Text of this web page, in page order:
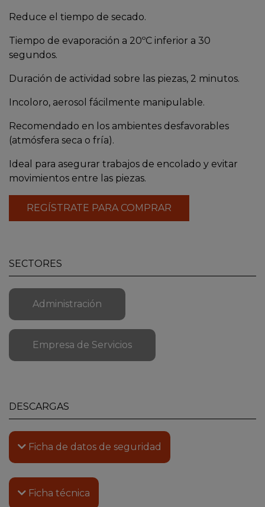
Reduce el tiempo de secado.
Tiempo de evaporación a 20ºC inferior a 30
segundos.
Duración de actividad sobre las piezas, 2 minutos.
Incoloro, aerosol fácilmente manipulable.
Recomendado en los ambientes desfavorables
(atmósfera seca o fría).
Ideal para asegurar trabajos de encolado y evitar
movimientos entre las piezas.
REGÍSTRATE PARA COMPRAR
SECTORES
Administración
Empresa de Servicios
DESCARGAS
Ficha de datos de seguridad
Ficha técnica